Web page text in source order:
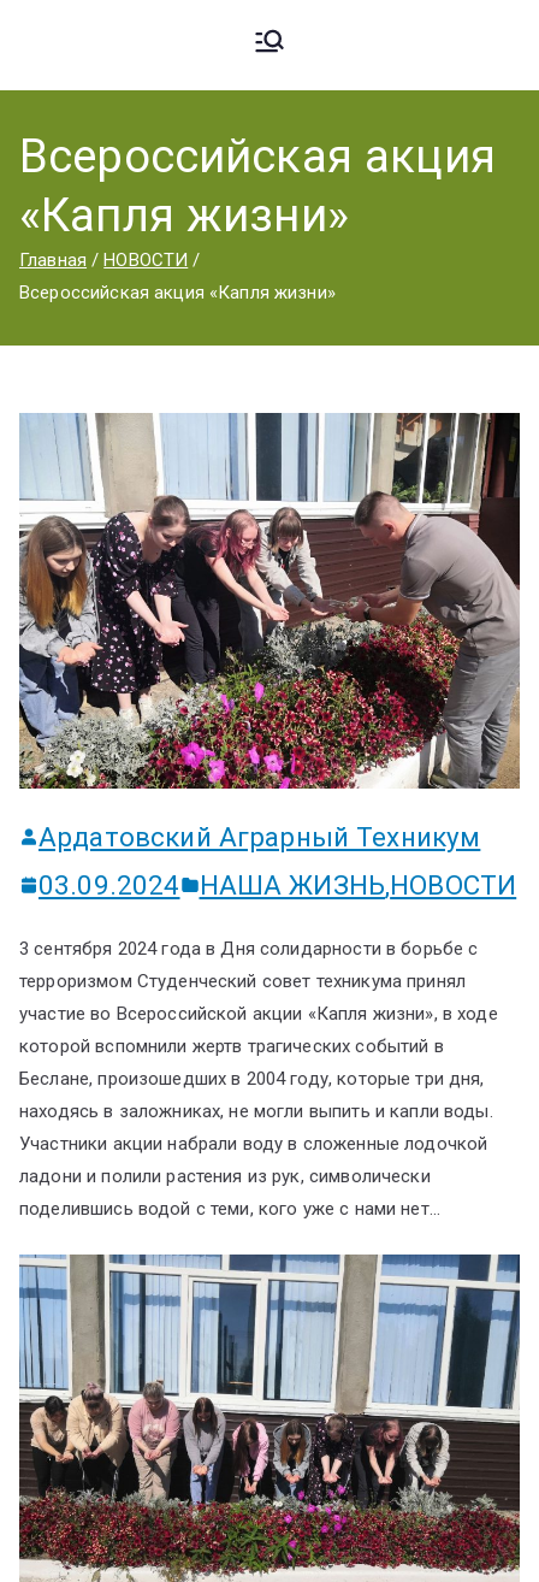
Ардато
вский
Аграрн
ый
Техник
ум
аграрный
техникум».
Всероссийская акция
«Капля жизни»
Главная
НОВОСТИ
Всероссийская акция «Капля жизни»
Ардатовский Аграрный Техникум
03.09.2024
НАША ЖИЗНЬ,НОВОСТИ
3 сентября 2024 года в Дня солидарности в борьбе с
терроризмом Студенческий совет техникума принял
участие во Всероссийской акции «Капля жизни», в ходе
которой вспомнили жертв трагических событий в
Беслане, произошедших в 2004 году, которые три дня,
находясь в заложниках, не могли выпить и капли воды.
Участники акции набрали воду в сложенные лодочкой
ладони и полили растения из рук, символически
поделившись водой с теми, кого уже с нами нет…